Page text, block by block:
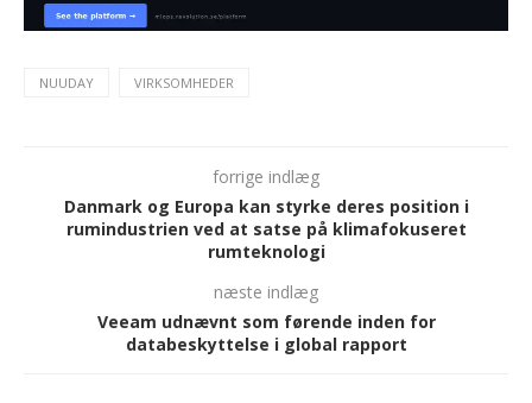
NUUDAY VIRKSOMHEDER
forrige indlæg
Danmark og Europa kan styrke deres position i
rumindustrien ved at satse på klimafokuseret
rumteknologi
næste indlæg
Veeam udnævnt som førende inden for
databeskyttelse i global rapport